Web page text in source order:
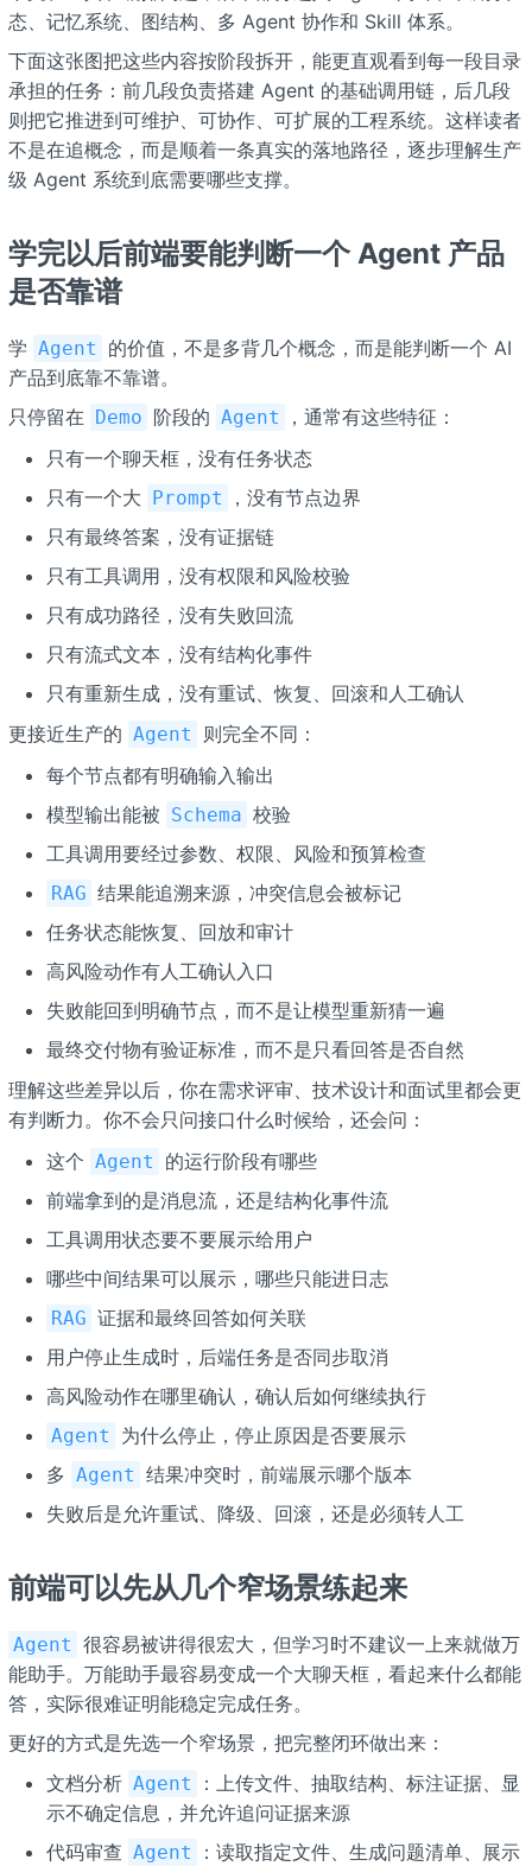
态、记忆系统、图结构、多 Agent 协作和 Skill 体系。
下面这张图把这些内容按阶段拆开，能更直观看到每一段目录
承担的任务：前几段负责搭建 Agent 的基础调用链，后几段
则把它推进到可维护、可协作、可扩展的工程系统。这样读者
不是在追概念，而是顺着一条真实的落地路径，逐步理解生产
级 Agent 系统到底需要哪些支撑。
学完以后前端要能判断一个 Agent 产品
是否靠谱
学 Agent
的价值，不是多背几个概念，而是能判断一个 AI
产品到底靠不靠谱。
只停留在 Demo 阶段的 Agent
，通常有这些特征：
只有一个聊天框，没有任务状态
只有一个大 Prompt
，没有节点边界
只有最终答案，没有证据链
只有工具调用，没有权限和风险校验
只有成功路径，没有失败回流
只有流式文本，没有结构化事件
只有重新生成，没有重试、恢复、回滚和人工确认
更接近生产的 Agent
则完全不同：
每个节点都有明确输入输出
模型输出能被 Schema 校验
工具调用要经过参数、权限、风险和预算检查
RAG 结果能追溯来源，冲突信息会被标记
任务状态能恢复、回放和审计
高风险动作有人工确认入口
失败能回到明确节点，而不是让模型重新猜一遍
最终交付物有验证标准，而不是只看回答是否自然
理解这些差异以后，你在需求评审、技术设计和面试里都会更
有判断力。你不会只问接口什么时候给，还会问：
这个 Agent
的运行阶段有哪些
前端拿到的是消息流，还是结构化事件流
工具调用状态要不要展示给用户
哪些中间结果可以展示，哪些只能进日志
RAG 证据和最终回答如何关联
用户停止生成时，后端任务是否同步取消
高风险动作在哪里确认，确认后如何继续执行
Agent
为什么停止，停止原因是否要展示
多 Agent 结果冲突时，前端展示哪个版本
失败后是允许重试、降级、回滚，还是必须转人工
前端可以先从几个窄场景练起来
Agent 很容易被讲得很宏大，但学习时不建议一上来就做万
能助手。万能助手最容易变成一个大聊天框，看起来什么都能
答，实际很难证明能稳定完成任务。
更好的方式是先选一个窄场景，把完整闭环做出来：
文档分析 Agent
：上传文件、抽取结构、标注证据、显
示不确定信息，并允许追问证据来源
代码审查 Agent
：读取指定文件、生成问题清单、展示